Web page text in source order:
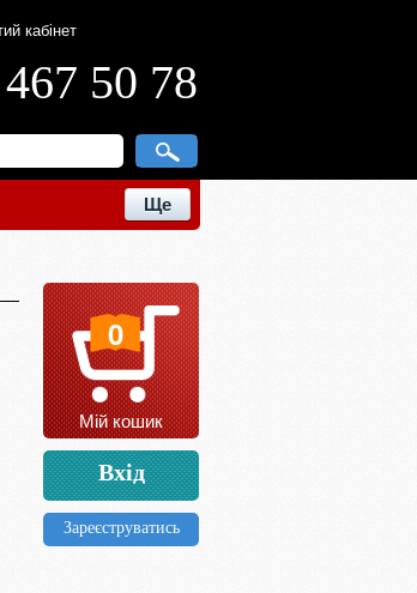
кабінет
467 50 78
Ще
0
Мій кошик
Вхід
Зареєструватись